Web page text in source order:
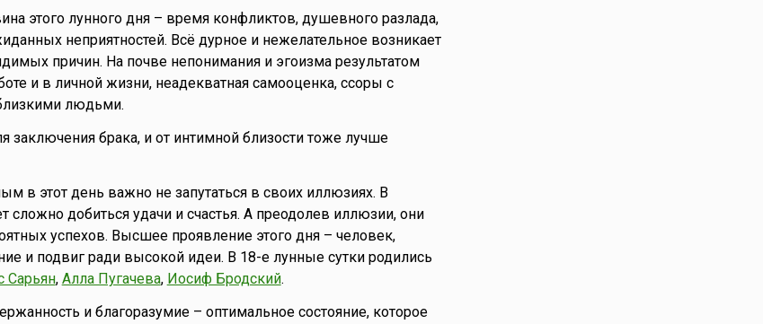
этого лунного дня – время конфликтов, душевного разлада,
неприятностей. Всё дурное и нежелательное возникает
причин. На почве непонимания и эгоизма результатом
и в личной жизни, неадекватная самооценка, ссоры с
людьми.
заключения брака, и от интимной близости тоже лучше
в этот день важно не запутаться в своих иллюзиях. В
сложно добиться удачи и счастья. А преодолев иллюзии, они
успехов. Высшее проявление этого дня – человек,
и подвиг ради высокой идеи. В 18-е лунные сутки родились
Сарьян, Алла Пугачева, Иосиф Бродский.
и благоразумие – оптимальное состояние, которое